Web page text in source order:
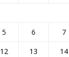
5 6 7
12 13 14